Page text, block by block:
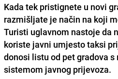
Kada tek pristignete u novi
razmišljate je način na koji
Turisti uglavnom nastoje da
koriste javni umjesto taksi
donosi listu od pet gradova
sistemom javnog prijevoza.